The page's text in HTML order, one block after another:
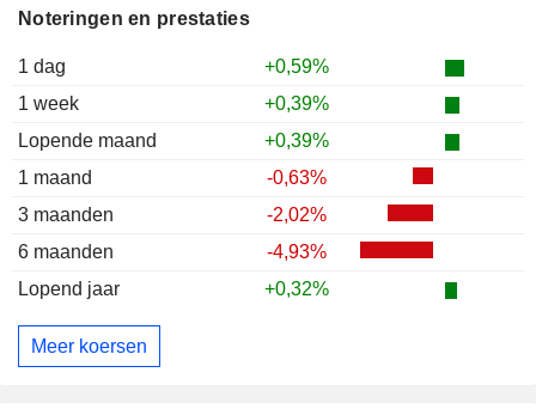
Noteringen en prestaties
1 dag
+0,59%
1 week
+0,39%
Lopende maand
+0,39%
1 maand
-0,63%
3 maanden
-2,02%
6 maanden
-4,93%
Lopend jaar
+0,32%
Meer koersen